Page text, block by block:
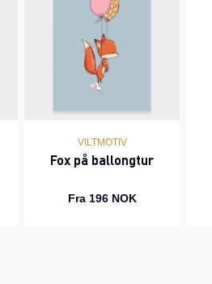
VILTMOTIV
Fox på ballongtur
Fra 196 NOK